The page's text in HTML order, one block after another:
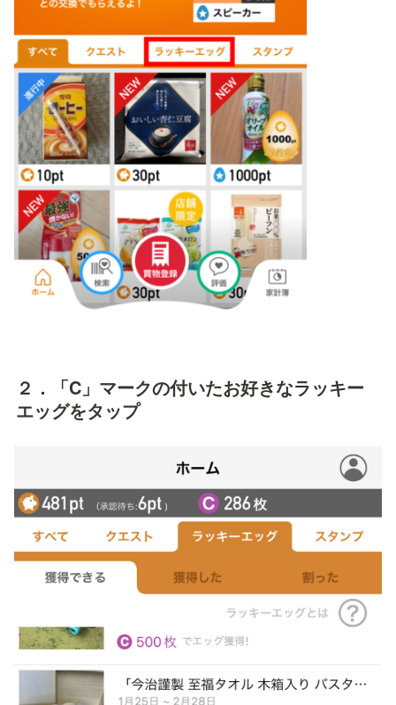
２．「C」マークの付いたお好きなラッキー
エッグをタップ